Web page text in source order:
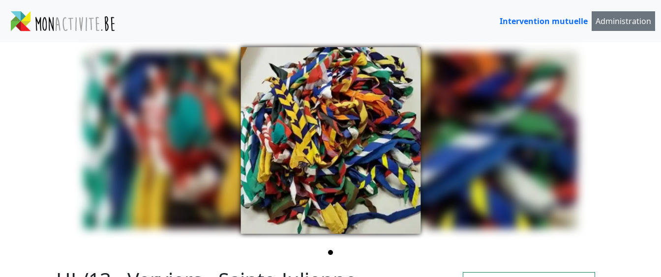
Intervention mutuelle Administration